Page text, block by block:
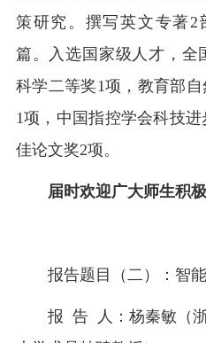
策研究。撰写英文专著2
篇。入选国家级人才 ，
科学二等奖1项，教育部
1项，中国指控学会科技进
佳论文奖2项。
届时欢迎广大师生积
报告题目（ 二 ）：智
报 告
人：杨秦敏（